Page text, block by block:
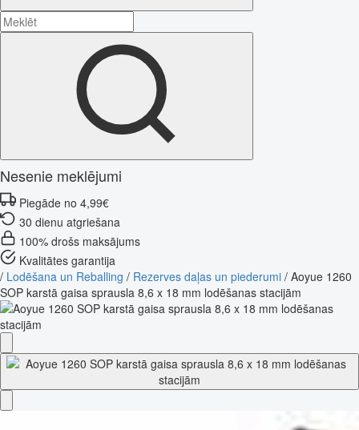
Nesenie meklējumi
Piegāde no 4,99€
30 dienu atgriešana
100% drošs maksājums
Kvalitātes garantija
/ Lodēšana un Reballing / Rezerves daļas un piederumi / Aoyue 1260
SOP karstā gaisa sprausla 8,6 x 18 mm lodēšanas stacijām